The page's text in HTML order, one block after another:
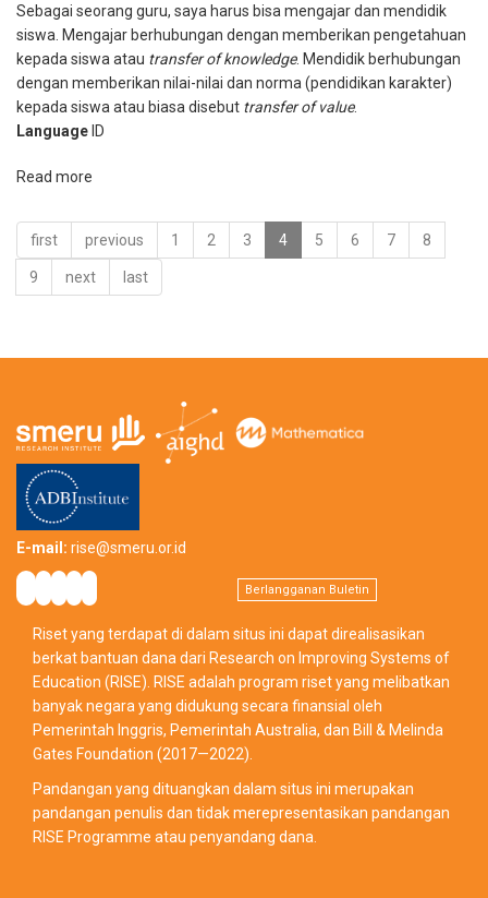
Belajar
Sebagai seorang guru, saya harus bisa mengajar dan mendidik
siswa. Mengajar berhubungan dengan memberikan pengetahuan
kepada siswa atau transfer of knowledge. Mendidik berhubungan
dengan memberikan nilai-nilai dan norma (pendidikan karakter)
kepada siswa atau biasa disebut transfer of value.
Language ID
Read more
dengan
Metode
Berkelompok
first previous 1 2 3 4 5 6 7 8
9 next last
E-mail: rise@smeru.or.id
Berlangganan Buletin
Riset yang terdapat di dalam situs ini dapat direalisasikan
berkat bantuan dana dari Research on Improving Systems of
Education (RISE). RISE adalah program riset yang melibatkan
banyak negara yang didukung secara finansial oleh
Pemerintah Inggris, Pemerintah Australia, dan Bill & Melinda
Gates Foundation (2017—2022).
Pandangan yang dituangkan dalam situs ini merupakan
pandangan penulis dan tidak merepresentasikan pandangan
RISE Programme atau penyandang dana.